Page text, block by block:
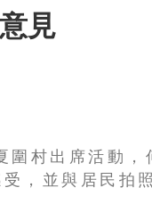
見
圍村出席活動，
，並與居民拍